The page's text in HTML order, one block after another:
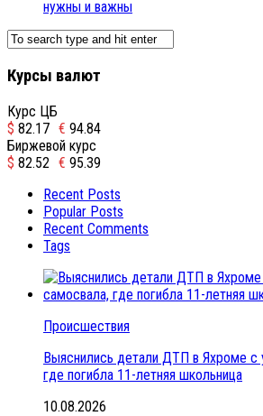
нужны и важны
Курсы валют
Курс ЦБ
$ 82.17 € 94.84
Биржевой курс
$ 82.52 € 95.39
Recent Posts
Popular Posts
Recent Comments
Tags
Происшествия
Выяснились детали ДТП в Яхроме с
где погибла 11-летняя школьница
10.08.2026